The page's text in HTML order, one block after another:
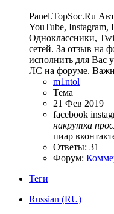
Panel.TopSoc.Ru
YouTube, Instagram,
Одноклассники,
сетей. За отзыв на
исполнить для Вас
ЛС на форуме.
m1ntol
Тема
21 Фев 2019
facebook
накрутка
пиар
Ответы: 31
Форум:
Теги
Russian (RU)